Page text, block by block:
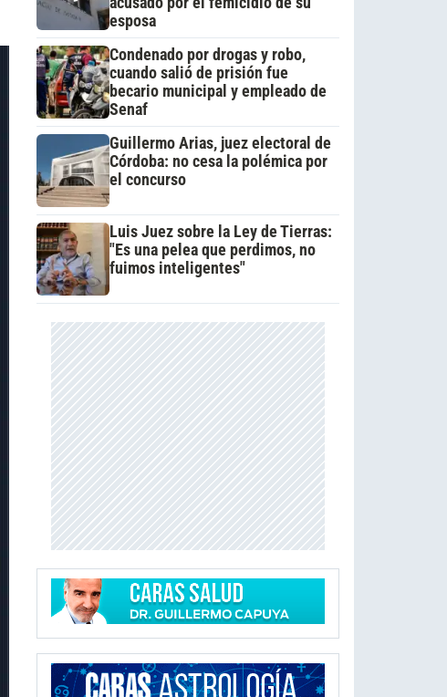
esposa
Condenado por drogas y robo,
cuando salió de prisión fue
becario municipal y empleado de
Senaf
Guillermo Arias, juez electoral de
Córdoba: no cesa la polémica por
el concurso
Luis Juez sobre la Ley de Tierras:
"Es una pelea que perdimos, no
fuimos inteligentes"